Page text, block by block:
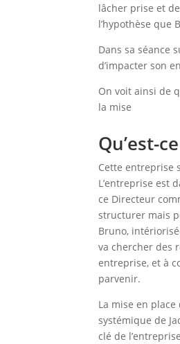
lâcher prise et
l’hypothèse que
Dans sa séance
d’impacter son
On voit ainsi de
la mise
Qu’est-
Cette entreprise
L’entreprise est
ce Directeur
structurer mais
Bruno,
va chercher des
entreprise, et à
parvenir.
La mise en
systémique de
clé de